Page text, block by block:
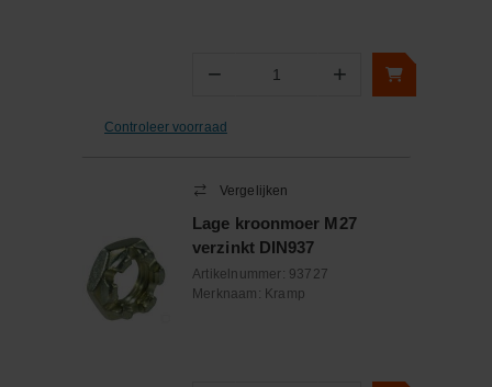
− Aantal +
Controleer voorraad
Vergelijken
Lage kroonmoer M27
verzinkt DIN937
Artikelnummer: 93727
Merknaam: Kramp